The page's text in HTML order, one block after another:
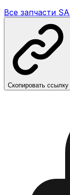
Все запчасти
Скопировать ссылку